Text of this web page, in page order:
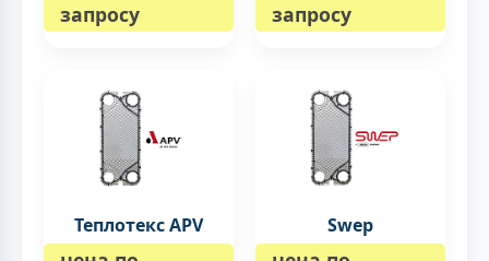
запросу
запросу
Теплотекс APV Swep